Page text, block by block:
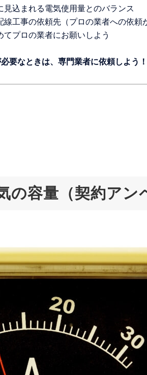
込まれる電気使用量とのバランス
線工事の依頼先（プロの業者への依頼
プロの業者にお願いしよう
要なときは、専門業者に依頼しよう
の容量（契約アン